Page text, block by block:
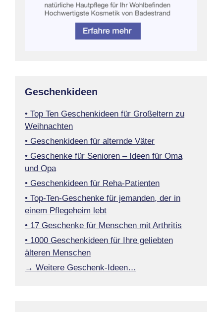
Geschenkideen
• Top Ten Geschenkideen für Großeltern zu
Weihnachten
• Geschenkideen für alternde Väter
• Geschenke für Senioren – Ideen für Oma
und Opa
• Geschenkideen für Reha-Patienten
• Top-Ten-Geschenke für jemanden, der in
einem Pflegeheim lebt
• 17 Geschenke für Menschen mit Arthritis
• 1000 Geschenkideen für Ihre geliebten
älteren Menschen
→ Weitere Geschenk-Ideen…